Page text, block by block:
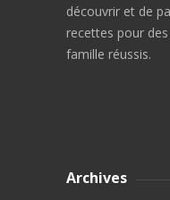
découvrir et de
recettes pour
famille réussis.
Archives